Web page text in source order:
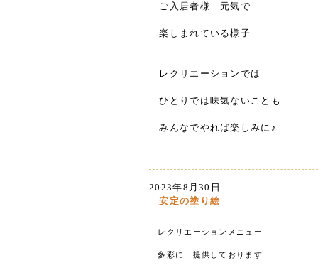
ご入居者様 元気で
楽しまれている様子
レクリエーションでは
ひとりでは味気ないことも
みんなでやれば楽しみに♪
2023年8月30日
安定の塗り絵
レクリエーションメニュー
多彩に 提供しております